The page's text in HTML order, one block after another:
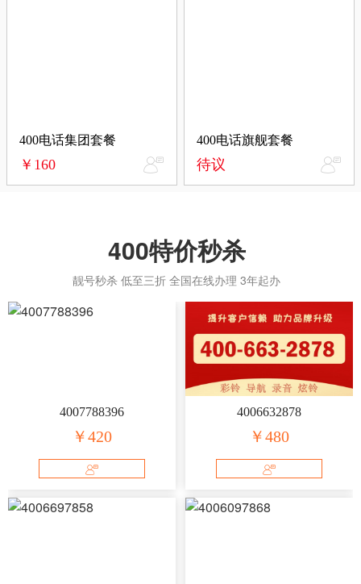
400电话集团套餐
￥160
400电话旗舰套餐
待议
400特价秒杀
靓号秒杀 低至三折 全国在线办理 3年起办
4007788396
￥420
4006632878
￥480